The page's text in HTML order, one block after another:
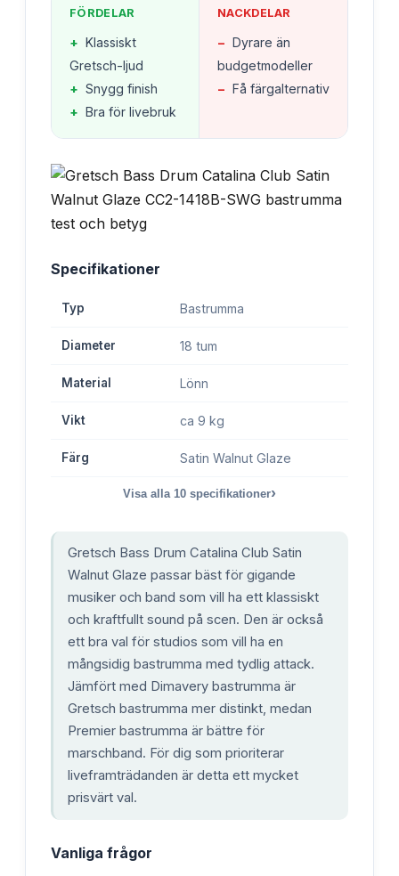
FÖRDELAR
+ Klassiskt
Gretsch-ljud
+ Snygg finish
+ Bra för livebruk
NACKDELAR
− Dyrare än
budgetmodeller
− Få färgalternativ
Specifikationer
Typ Bastrumma
Diameter 18 tum
Material Lönn
Vikt ca 9 kg
Färg Satin Walnut Glaze
Visa alla 10 specifikationer›
Gretsch Bass Drum Catalina Club Satin
Walnut Glaze passar bäst för gigande
musiker och band som vill ha ett klassiskt
och kraftfullt sound på scen. Den är också
ett bra val för studios som vill ha en
mångsidig bastrumma med tydlig attack.
Jämfört med Dimavery bastrumma är
Gretsch bastrumma mer distinkt, medan
Premier bastrumma är bättre för
marschband. För dig som prioriterar
liveframträdanden är detta ett mycket
prisvärt val.
Vanliga frågor